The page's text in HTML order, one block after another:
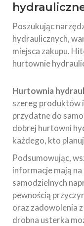
Poszukując
hydraulicznych,
miejsca zakupu.
hurtownie
Hurtownia
szereg produktów
przydatne do
dobrej hurtowni
każdego, kto
Podsumowując,
informacje mają
samodzielnych
pewnością
oraz zadowolenia
drobna usterka